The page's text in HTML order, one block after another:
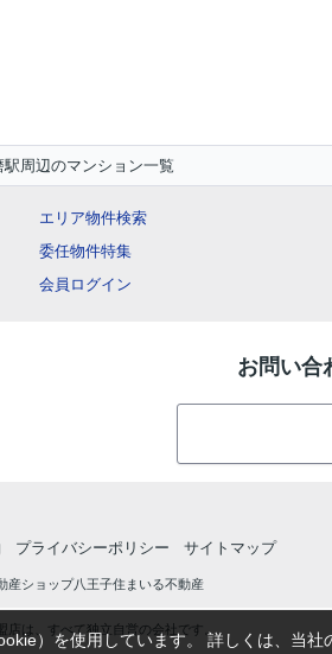
駅周辺のマンション一覧
エリア物件検索
委任物件特集
会員ログイン
お問い合
プライバシーポリシー サイトマップ
産ショップ八王子住まいる不動産
店は、すべて独立自営の会社です。
）を使用しています。 詳しくは、当社